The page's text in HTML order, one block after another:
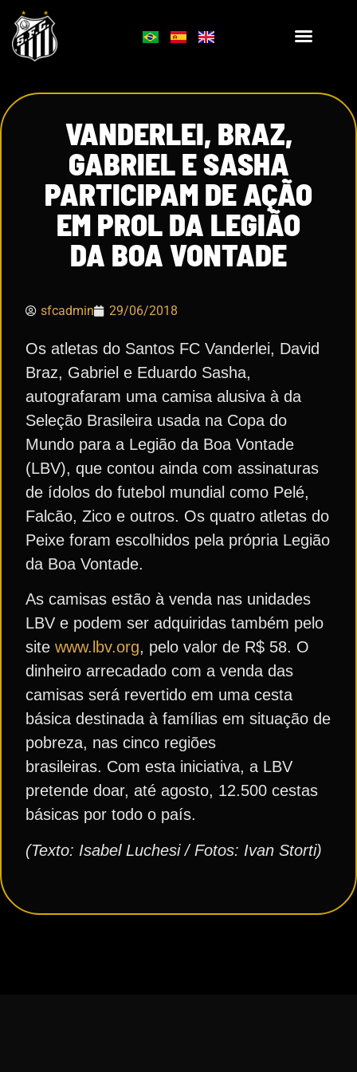
VANDERLEI, BRAZ,
GABRIEL E SASHA
PARTICIPAM DE AÇÃO
EM PROL DA LEGIÃO
DA BOA VONTADE
sfcadmin 29/06/2018
Os atletas do Santos FC Vanderlei, David
Braz, Gabriel e Eduardo Sasha,
autografaram uma camisa alusiva à da
Seleção Brasileira usada na Copa do
Mundo para a Legião da Boa Vontade
(LBV), que contou ainda com assinaturas
de ídolos do futebol mundial como Pelé,
Falcão, Zico e outros. Os quatro atletas do
Peixe foram escolhidos pela própria Legião
da Boa Vontade.
As camisas estão à venda nas unidades
LBV e podem ser adquiridas também pelo
site www.lbv.org, pelo valor de R$ 58. O
dinheiro arrecadado com a venda das
camisas será revertido em uma cesta
básica destinada à famílias em situação de
pobreza, nas cinco regiões
brasileiras. Com esta iniciativa, a LBV
pretende doar, até agosto, 12.500 cestas
básicas por todo o país.
(Texto: Isabel Luchesi / Fotos: Ivan Storti)